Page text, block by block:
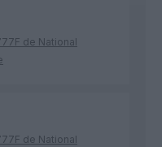
de National
de National